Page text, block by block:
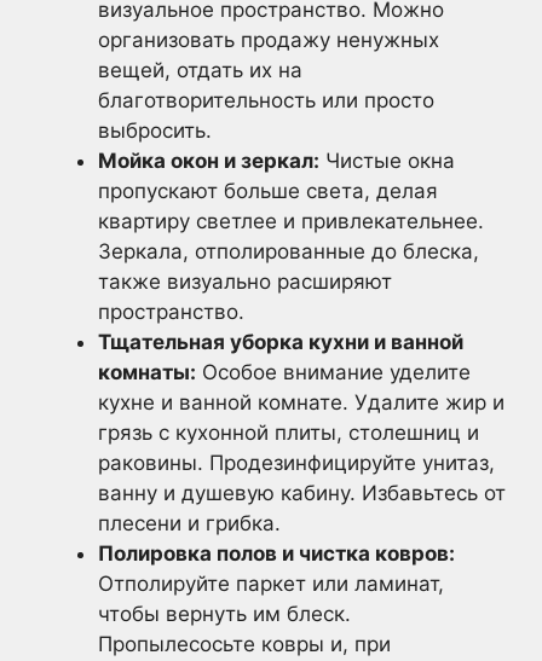
визуальное пространство. Можно
организовать продажу ненужных
вещей, отдать их на
благотворительность или просто
выбросить.
Мойка окон и зеркал: Чистые окна
пропускают больше света, делая
квартиру светлее и привлекательнее.
Зеркала, отполированные до блеска,
также визуально расширяют
пространство.
Тщательная уборка кухни и ванной
комнаты: Особое внимание уделите
кухне и ванной комнате. Удалите жир и
грязь с кухонной плиты, столешниц и
раковины. Продезинфицируйте унитаз,
ванну и душевую кабину. Избавьтесь от
плесени и грибка.
Полировка полов и чистка ковров:
Отполируйте паркет или ламинат,
чтобы вернуть им блеск.
Пропылесосьте ковры и, при